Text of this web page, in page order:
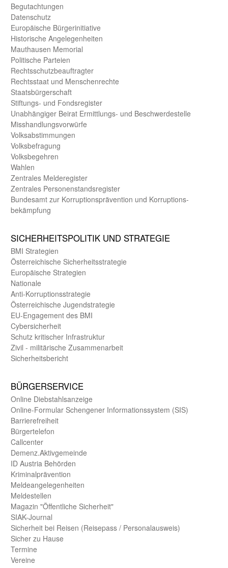
Begut­achtungen
Daten­schutz
Europäische Bürger­initiative
Historische Angelegen­heiten
Mauthausen Memorial
Politische Parteien
Rechts­schutz­beauftragter
Rechts­staat und Menschen­rechte
Staats­bürger­schaft
Stiftungs- und Fonds­register
Unab­hängiger Beirat Ermittlungs- und Beschwerde­stelle
Misshandlungs­vorwürfe
Volks­abstimmungen
Volks­befragung
Volks­begehren
Wahlen
Zentrales Melde­register
Zentrales Personen­stands­register
Bundes­amt zur Korrup­tions­prävention und Korrup­tions­
bekämpfung
SICHER­HEITS­POLITIK UND STRATEGIE
BMI Strategien
Öster­reichische Sicherheits­strategie
Europäische Strategien
Nationale
Anti-Korruptions­strategie
Öster­reichische Jugend­strategie
EU-Engagement des BMI
Cybersicherheit
Schutz kritischer Infra­struktur
Zivil - militärische Zusammen­arbeit
Sicherheits­bericht
BÜRGER­SERVICE
Online Diebstahls­anzeige
Online-Formular Schengener Informationssystem (SIS)
Barriere­freiheit
Bürger­telefon
Call­center
Demenz.Aktiv­gemeinde
ID Austria Behörden
Kriminal­prävention
Melde­an­ge­le­gen­heiten
Meld­estellen
Magazin "Öffentliche Sicherheit"
SIAK-Journal
Sicherheit bei Reisen (Reise­pass / Personal­ausweis)
Sicher zu Hause
Termine
Vereine